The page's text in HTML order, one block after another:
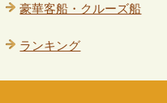
豪華客船・クルーズ船
ランキング